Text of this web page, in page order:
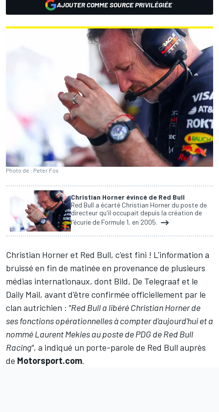
AJOUTER COMME SOURCE PRIVILÉGIÉE
Photo de : Peter Fox
Christian Horner évincé de Red Bull
Red Bull a écarté Christian Horner du poste de
directeur qu'il occupait depuis la création de
l'écurie de Formule 1, en 2005.
Christian Horner et Red Bull, c'est fini ! L'information a
bruissé en fin de matinée en provenance de plusieurs
médias internationaux, dont Bild, De Telegraaf et le
Daily Mail, avant d'être confirmée officiellement par le
clan autrichien : "Red Bull a libéré Christian Horner de
ses fonctions opérationnelles à compter d'aujourd'hui et a
nommé Laurent Mekies au poste de PDG de Red Bull
Racing", a indiqué un porte-parole de Red Bull auprès
de Motorsport.com.